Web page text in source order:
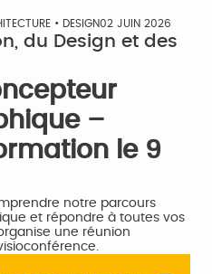
• DESIGN02 JUIN 2026
du Design et des
–
le 9
notre parcours
et répondre à toutes vos
une réunion